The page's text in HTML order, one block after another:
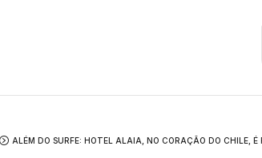
ALÉM DO SURFE: HOTEL ALAIA, NO CORAÇÃO DO CHILE, É